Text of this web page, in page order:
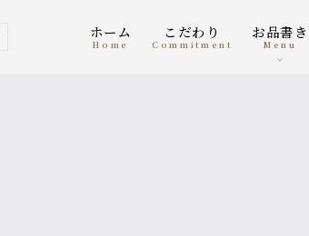
ホーム
home
こだわり
Commitment
お品書き
menu